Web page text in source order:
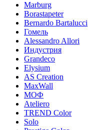
Marburg
Borastapeter
Bernardo Bartalucci
Гомель
Alessandro Allori
Индустрия
Grandeco
Elysium
AS Creation
MaxWall
МОФ
Ateliero
TREND Color
Solo